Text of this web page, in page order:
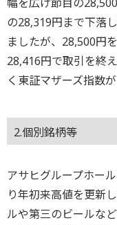
の28,319円まで下落
ましたが、28,500円
28,416円で取引を終
く東証マザーズ指数
2.個別銘柄等
アサヒグループホー
り年初来高値を更新
ルや第三のビールな